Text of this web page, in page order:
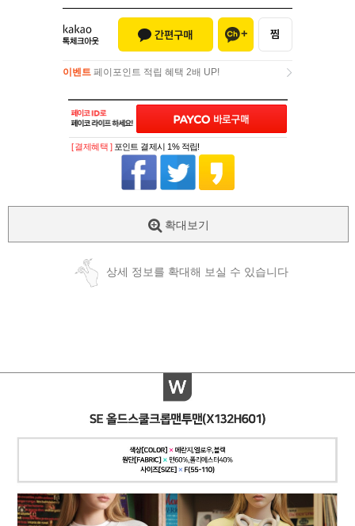
이벤트 페이포인트 적립 혜택 2배 UP!
페이코 ID로
PAYCO 바로
[ 결제혜택 ] 포인트 결제시 1% 적립!
확대보기
상세 정보를 확대해 보실 수 있습니다